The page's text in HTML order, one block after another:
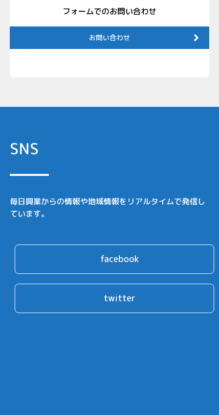
フォームでのお問い合わせ
お問い合わせ
SNS
毎日興業からの情報や地域情報をリアルタイムで発信し
ています。
facebook
twitter